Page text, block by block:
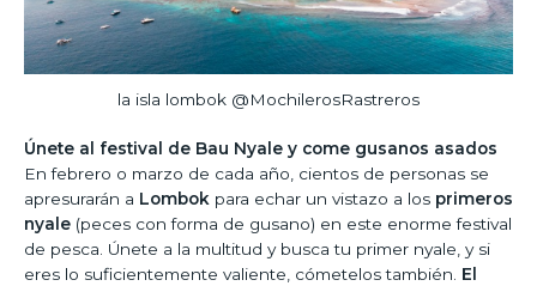
la isla lombok @MochilerosRastreros
Únete al festival de Bau Nyale y come gusanos asados
En febrero o marzo de cada año, cientos de personas se
apresurarán a Lombok para echar un vistazo a los primeros
nyale (peces con forma de gusano) en este enorme festival
de pesca. Únete a la multitud y busca tu primer nyale, y si
eres lo suficientemente valiente, cómetelos también. El